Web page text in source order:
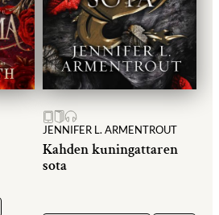
JENNIFER L. ARMENTROUT
Kahden kuningattaren
sota